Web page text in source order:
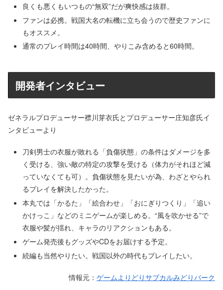
良くも悪くもいつもの“無双”だが爽快感は抜群。
ファンは必携。戦国大名の転機に立ち会うので歴史ファンに
もオススメ。
通常のプレイ時間は40時間、やりこみ含めると60時間。
開発者インタビュー
ゼネラルプロデューサー襟川芽衣氏とプロデューサー庄知彦氏イ
ンタビューより
刀剣男士の衣服が敗れる「負傷状態」の条件はダメージを多
く受ける、強い敵の特定の攻撃を受ける（体力がそれほど減
っていなくても可）。負傷状態を見たいが為、わざとやられ
るプレイを解決したかった。
本丸では「かるた」「絵合わせ」「おにぎりつくり」「追い
かけっこ」などのミニゲームが楽しめる。“風を吹かせる”で
衣服や髪が揺れ、キャラのリアクションもある。
ゲーム発売後もグッズやCDをお届けする予定。
続編も当然やりたい。戦国以外の時代もプレイしたい。
情報元： ゲームよりどりサブカルみどりパーク